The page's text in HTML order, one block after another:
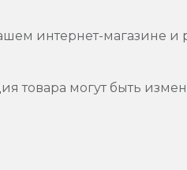
интернет-магазине и
товара могут быть